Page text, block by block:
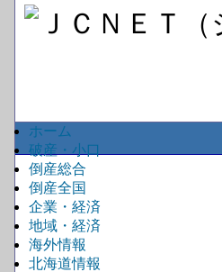
ホーム
破産・小口
倒産総合
倒産全国
企業・経済
地域・経済
海外情報
北海道情報